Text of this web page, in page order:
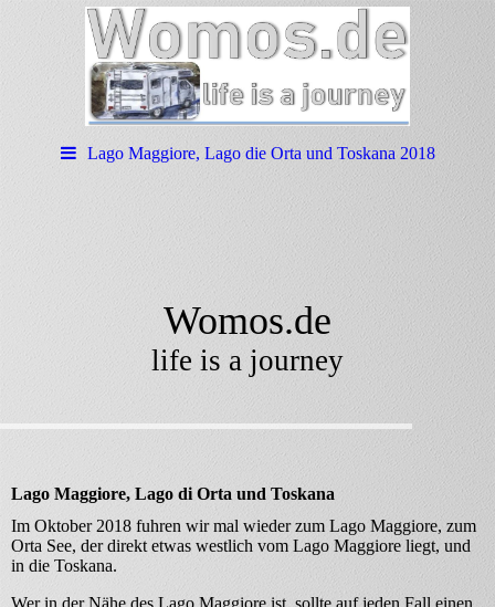
Lago Maggiore, Lago die Orta und Toskana 2018
Womos.de
life is a journey
Lago Maggiore, Lago di Orta und Toskana
Im Oktober 2018 fuhren wir mal wieder zum Lago Maggiore, zum
Orta See, der direkt etwas westlich vom Lago Maggiore liegt, und
in die Toskana.